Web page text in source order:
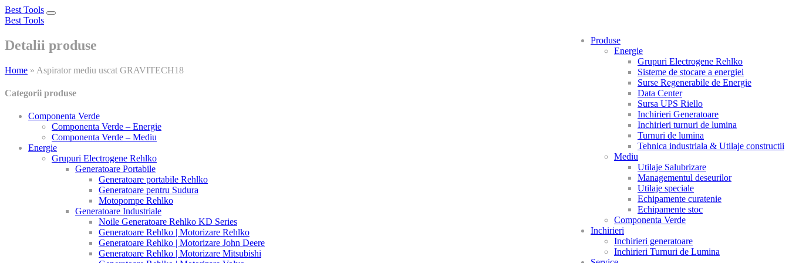
Best Tools
Toggle
Best Tools
Produse
Energie
Grupuri Electrogene Rehlko
Sisteme de stocare a energiei
Surse Regenerabile de Energie
Data Center
Sursa UPS Riello
Inchirieri Generatoare
Inchirieri turnuri de lumina
Turnuri de lumina
Tehnica industriala & Utilaje constructii
Mediu
Utilaje Salubrizare
Managementul deseurilor
Utilaje speciale
Echipamente curatenie
Echipamente stoc
Componenta Verde
Inchirieri
Inchirieri generatoare
Inchirieri Turnuri de Lumina
Detalii produse
Home » Aspirator mediu uscat GRAVITECH18
Categorii produse
Componenta Verde
Componenta Verde – Energie
Componenta Verde – Mediu
Energie
Grupuri Electrogene Rehlko
Generatoare Portabile
Generatoare portabile Rehlko
Generatoare pentru Sudura
Motopompe Rehlko
Generatoare Industriale
Noile Generatoare Rehlko KD Series
Generatoare Rehlko | Motorizare Rehlko
Generatoare Rehlko | Motorizare John Deere
Generatoare Rehlko | Motorizare Mitsubishi